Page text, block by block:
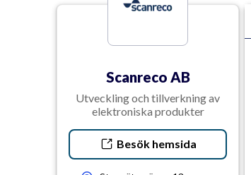
Scanreco AB
Utveckling och tillverkning av
elektroniska produkter
Besök hemsida